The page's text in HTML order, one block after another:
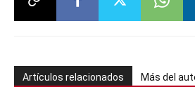
Artículos relacionados Más del